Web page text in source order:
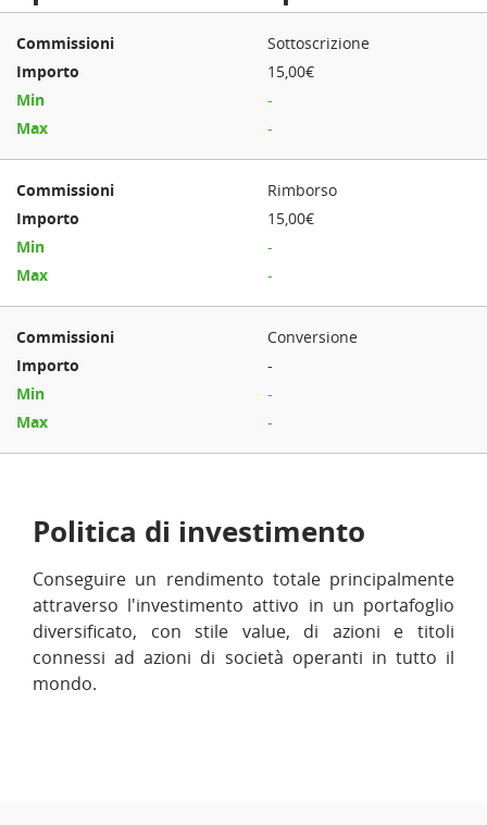
Sottoscrizione
15,00€
-
-
Rimborso
15,00€
-
-
Conversione
-
-
-
Politica di investimento
Conseguire un rendimento totale principalmente
attraverso l'investimento attivo in un portafoglio
diversificato, con stile value, di azioni e titoli
connessi ad azioni di società operanti in tutto il
mondo.